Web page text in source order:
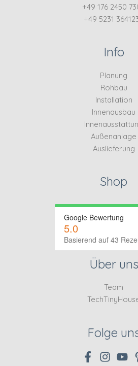
+49 176 2450
+49 5231
Info
Planung
Rohbau
Installation
Innenausbau
Außenanlage
Auslieferung
Shop
Google Bewertung
5.0
Basierend auf 43
Über uns
Team
Folge